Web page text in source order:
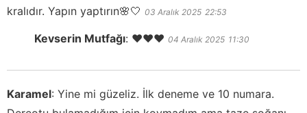
kralıdır. Yapın yaptırın🌸🤍 03 Aralık 2025 22:53
Kevserin Mutfağı: ❤️❤️❤️ 04 Aralık 2025 11:30
Karamel: Yine mi güzeliz. İlk deneme ve 10 numara.